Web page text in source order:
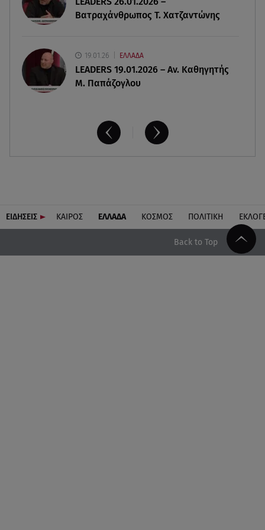
Βατραχάνθρωπος Τ. Χατζαντώνης
19.01.26 ΕΛΛΑΔΑ
LEADERS 19.01.2026 – Αν. Καθηγητής
Μ. Παπάζογλου
ΕΙΔΗΣΕΙΣ ΚΑΙΡΟΣ ΕΛΛΑΔΑ ΚΟΣΜΟΣ ΠΟΛΙΤΙΚΗ
Back to Top